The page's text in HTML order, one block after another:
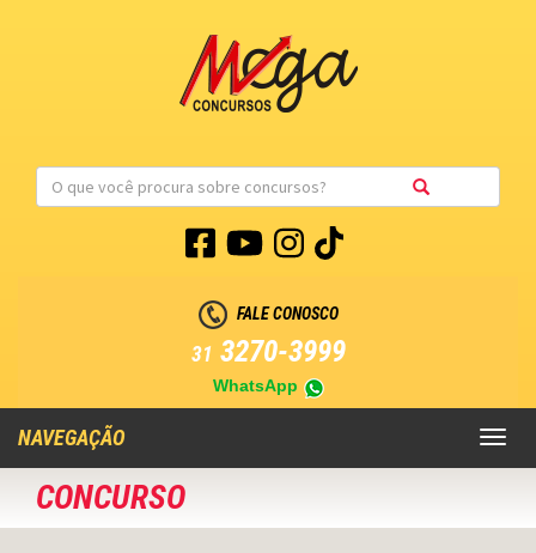
FALE CONOSCO
31 3270-3999
WhatsApp
Toggle
NAVEGAÇÃO
CONCURSO